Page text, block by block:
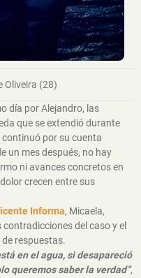
Oliveira (28)
día por Alejandro, las
que se extendió durante
por su cuenta
un mes después, no hay
ni avances concretos en
crecen entre sus
Informa, Micaela,
del caso y el
respuestas.
en el agua, si desapareció
queremos saber la verdad”,